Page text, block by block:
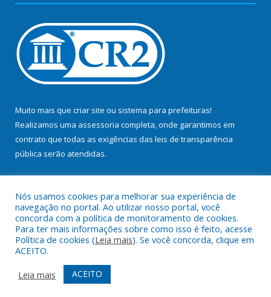
Muito mais que criar site ou sistema para prefeituras!
Realizamos uma assessoria completa, onde garantimos em
contrato que todas as exigências das leis de transparência
pública serão atendidas.
Todos os direitos reservados a Prefeitura Municipal de Bujaru.
Mapa do Site
Acessar Área Administrativa
Acessar Webmail
Nós usamos cookies para melhorar sua experiência de
navegação no portal. Ao utilizar nosso portal, você
concorda com a política de monitoramento de cookies.
Para ter mais informações sobre como isso é feito, acesse
Política de cookies (Leia mais). Se você concorda, clique em
ACEITO.
Leia mais
ACEITO